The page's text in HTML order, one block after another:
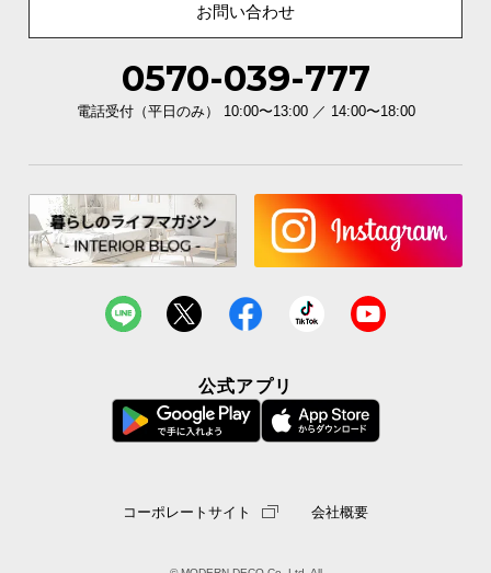
お問い合わせ
0570-039-777
電話受付（平日のみ） 10:00〜13:00 ／ 14:00〜18:00
公式アプリ
コーポレートサイト 会社概要